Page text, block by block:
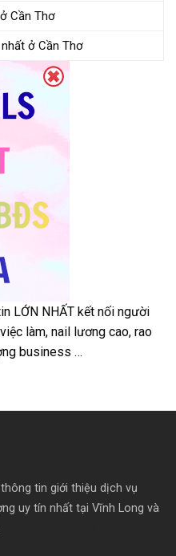
Cần Thơ
ở Cần Thơ
LỚN NHẤT kết nối người
làm, nail lương cao, rao
business …
thông tin giới thiệu dịch vụ
uy tín nhất tại Vĩnh Long và